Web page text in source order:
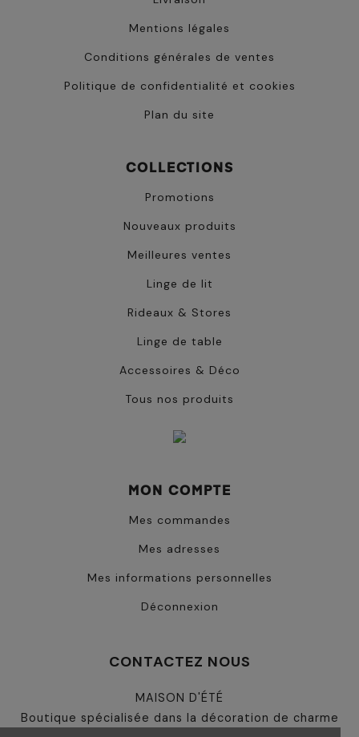
Mentions légales
Conditions générales de ventes
Politique de confidentialité et cookies
Plan du site
COLLECTIONS
Promotions
Nouveaux produits
Meilleures ventes
Linge de lit
Rideaux & Stores
Linge de table
Accessoires & Déco
Tous nos produits
MON COMPTE
Mes commandes
Mes adresses
Mes informations personnelles
Déconnexion
CONTACTEZ NOUS
MAISON D'ÉTÉ
Boutique spécialisée dans la décoration de charme